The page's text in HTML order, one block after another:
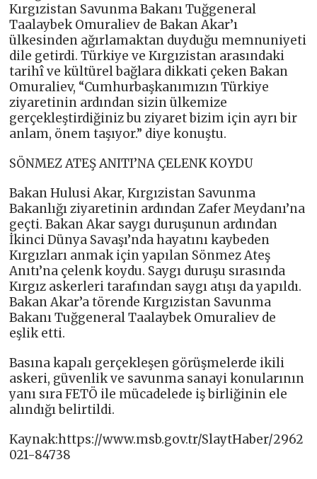
Kırgızistan Savunma Bakanı Tuğgeneral
Taalaybek Omuraliev de Bakan Akar’ı
ülkesinden ağırlamaktan duyduğu memnuniyeti
dile getirdi. Türkiye ve Kırgızistan arasındaki
tarihî ve kültürel bağlara dikkati çeken Bakan
Omuraliev, “Cumhurbaşkanımızın Türkiye
ziyaretinin ardından sizin ülkemize
gerçekleştirdiğiniz bu ziyaret bizim için ayrı bir
anlam, önem taşıyor.” diye konuştu.
SÖNMEZ ATEŞ ANITI’NA ÇELENK KOYDU
Bakan Hulusi Akar, Kırgızistan Savunma
Bakanlığı ziyaretinin ardından Zafer Meydanı’na
geçti. Bakan Akar saygı duruşunun ardından
İkinci Dünya Savaşı’nda hayatını kaybeden
Kırgızları anmak için yapılan Sönmez Ateş
Anıtı’na çelenk koydu. Saygı duruşu sırasında
Kırgız askerleri tarafından saygı atışı da yapıldı.
Bakan Akar’a törende Kırgızistan Savunma
Bakanı Tuğgeneral Taalaybek Omuraliev de
eşlik etti.
Basına kapalı gerçekleşen görüşmelerde ikili
askeri, güvenlik ve savunma sanayi konularının
yanı sıra FETÖ ile mücadelede iş birliğinin ele
alındığı belirtildi.
Kaynak:https://www.msb.gov.tr/SlaytHaber/2962
021-84738